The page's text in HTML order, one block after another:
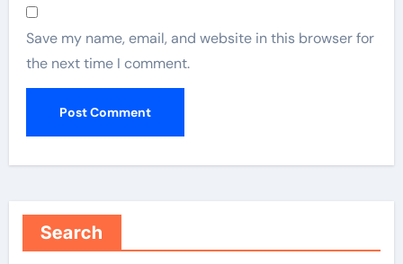
Save my name, email, and website in this browser for
the next time I comment.
Search